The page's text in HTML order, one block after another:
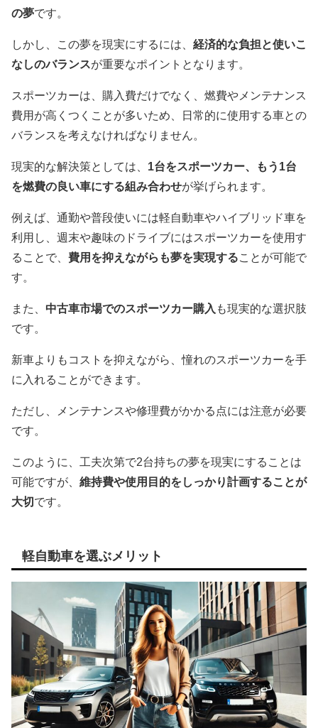
の夢です。
しかし、この夢を現実にするには、 経済的な負担と使いこ
なしのバランスが重要なポイントとなります。
スポーツカーは、購入費だけでなく、燃費やメンテナンス
費用が高くつくことが多いため、日常的に使用する車との
バランスを考えなければなりません。
現実的な解決策としては、 1台をスポーツカー、もう1台
を燃費の良い車にする組み合わせが挙げられます。
例えば、通勤や普段使いには軽自動車やハイブリッド車を
利用し、週末や趣味のドライブにはスポーツカーを使用す
ることで、 費用を抑えながらも夢を実現することが可能で
す。
また、 中古車市場でのスポーツカー購入 も現実的な選択肢
です。
新車よりもコストを抑えながら、憧れのスポーツカーを手
に入れることができます。
ただし、メンテナンスや修理費がかかる点には注意が必要
です。
このように、工夫次第で2台持ちの夢を現実にすることは
可能ですが、 維持費や使用目的をしっかり計画することが
大切 です。
軽自動車を選ぶメリット